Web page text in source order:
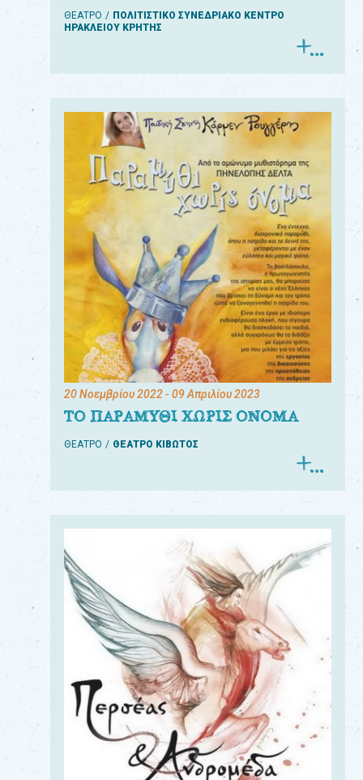
ΘΕΑΤΡΟ
ΠΟΛΙΤΙΣΤΙΚΟ ΣΥΝΕΔΡΙΑΚΟ ΚΕΝΤΡΟ
ΗΡΑΚΛΕΙΟΥ ΚΡΗΤΗΣ
20 Νοεμβρίου 2022- 09 Απριλίου 2023
ΤΟ ΠΑΡΑΜΥΘΙ ΧΩΡΙΣ ΟΝΟΜΑ
ΘΕΑΤΡΟ ΘΕΑΤΡΟ ΚΙΒΩΤΟΣ